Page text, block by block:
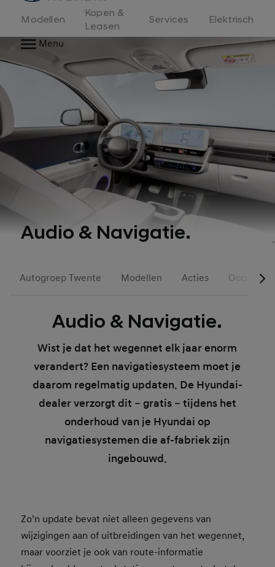
Modellen
Kopen &
Leasen
Services
Elektrisch
Menu
Audio & Navigatie.
Autogroep Twente Modellen Acties Occasions
Audio & Navigatie.
Wist je dat het wegennet elk jaar enorm
verandert? Een navigatiesysteem moet je
daarom regelmatig updaten. De Hyundai-
dealer verzorgt dit – gratis – tijdens het
onderhoud van je Hyundai op
navigatiesystemen die af-fabriek zijn
ingebouwd.
Zo’n update bevat niet alleen gegevens van
wijzigingen aan of uitbreidingen van het wegennet,
maar voorziet je ook van route-informatie